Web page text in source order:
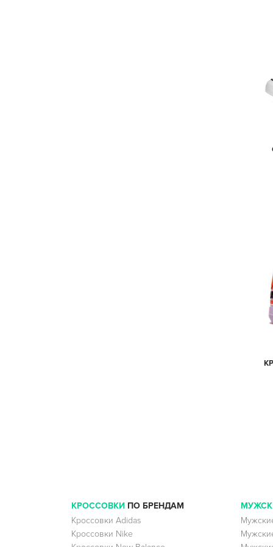
КРОССОВКИ ПО БРЕНДАМ
Кроссовки Adidas
Кроссовки Nike